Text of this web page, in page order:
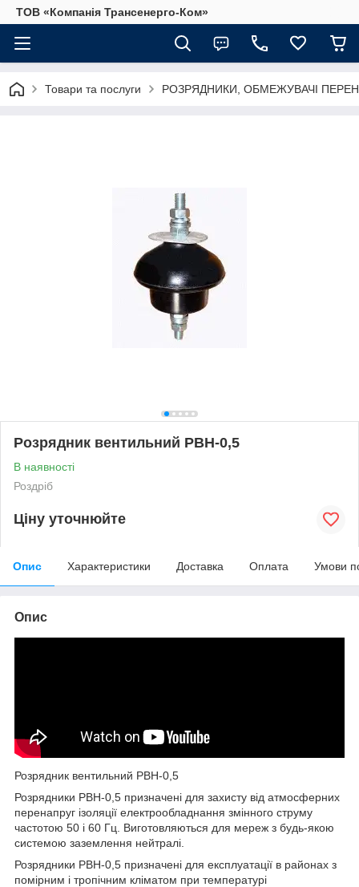
ТОВ «Компанія Трансенерго-Ком»
Товари та послуги РОЗРЯДНИКИ, ОБМЕЖУВАЧІ
Розрядник вентильний РВН-0,5
В наявності
Роздріб
Ціну уточнюйте
Опис Характеристики Доставка Оплата Умови
Опис
Розрядник вентильний РВН-0,5
Розрядники РВН-0,5 призначені для захисту від атмосферних
перенапруг ізоляції електрообладнання змінного струму
частотою 50 і 60 Гц. Виготовляються для мереж з будь-якою
системою заземлення нейтралі.
Розрядники РВН-0,5 призначені для експлуатації в районах з
помірним і тропічним кліматом при температурі